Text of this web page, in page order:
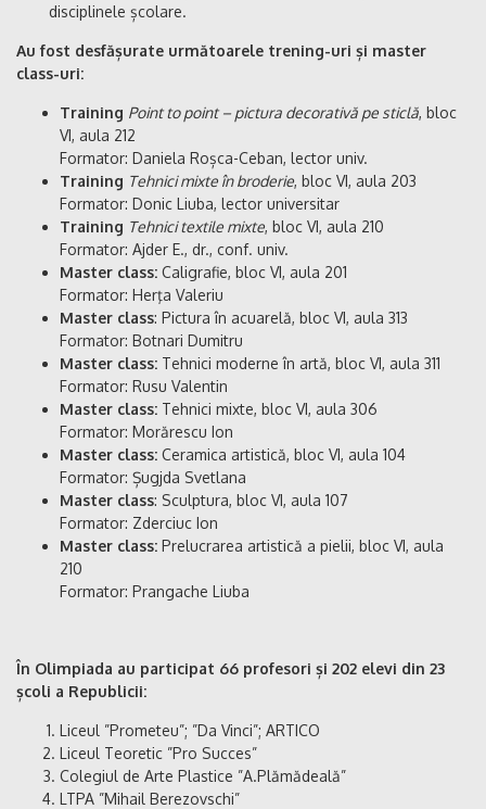
disciplinele școlare.
Au fost desfășurate următoarele trening-uri și master
class-uri:
Training Point to point – pictura decorativă pe sticlă, bloc
VI, aula 212
Formator: Daniela Roșca-Ceban, lector univ.
Training Tehnici mixte în broderie, bloc VI, aula 203
Formator: Donic Liuba, lector universitar
Training Tehnici textile mixte, bloc VI, aula 210
Formator: Ajder E., dr., conf. univ.
Master class: Caligrafie, bloc VI, aula 201
Formator: Herţa Valeriu
Master class: Pictura în acuarelă, bloc VI, aula 313
Formator: Botnari Dumitru
Master class: Tehnici moderne în artă, bloc VI, aula 311
Formator: Rusu Valentin
Master class: Tehnici mixte, bloc VI, aula 306
Formator: Morărescu Ion
Master class: Ceramica artistică, bloc VI, aula 104
Formator: Șugjda Svetlana
Master class: Sculptura, bloc VI, aula 107
Formator: Zderciuc Ion
Master class: Prelucrarea artistică a pielii, bloc VI, aula
210
Formator: Prangache Liuba
În Olimpiada au participat 66 profesori și 202 elevi din 23
școli a Republicii:
Liceul ”Prometeu”; ”Da Vinci”; ARTICO
Liceul Teoretic ”Pro Succes”
Colegiul de Arte Plastice ”A.Plămădeală”
LTPA ”Mihail Berezovschi”